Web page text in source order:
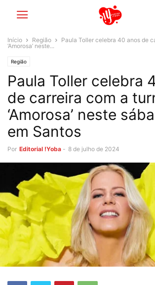
Início Região
Paula Toller celebra 40 anos de
‘Amorosa’ neste...
Região
Paula Toller celebra
de carreira com a
‘Amorosa’ neste
em Santos
Por Editorial !Yoba - 8 de julho de 2024